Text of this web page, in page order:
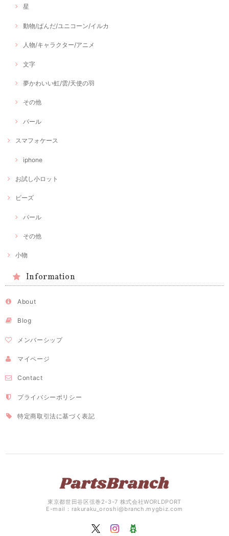
星
動物/ぱんだ/ユニコーン/イルカ
人物/キャラクター/アニメ
文字
夢かわいい虹/雲/天使の羽
その他
パール
スマフォケース
iphone
お試し小ロット
ビーズ
パール
その他
小物
Information
About
Blog
メンバーシップ
マイページ
Contact
プライバシーポリシー
特定商取引法に基づく表記
東京都世田谷区弦巻2-3-7 株式会社WORLDPORT
E-mail： rakuraku_oroshi@branch.mygbiz.com